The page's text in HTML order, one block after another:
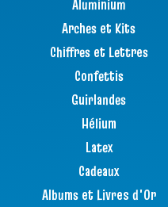
Aluminium
Arches et Kits
Chiffres et Lettres
Confettis
Guirlandes
Hélium
Latex
Cadeaux
Albums et Livres d'Or